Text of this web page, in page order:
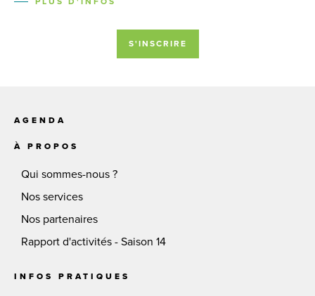
S'INSCRIRE
AGENDA
À PROPOS
Qui sommes-nous ?
Nos services
Nos partenaires
Rapport d'activités - Saison 14
INFOS PRATIQUES